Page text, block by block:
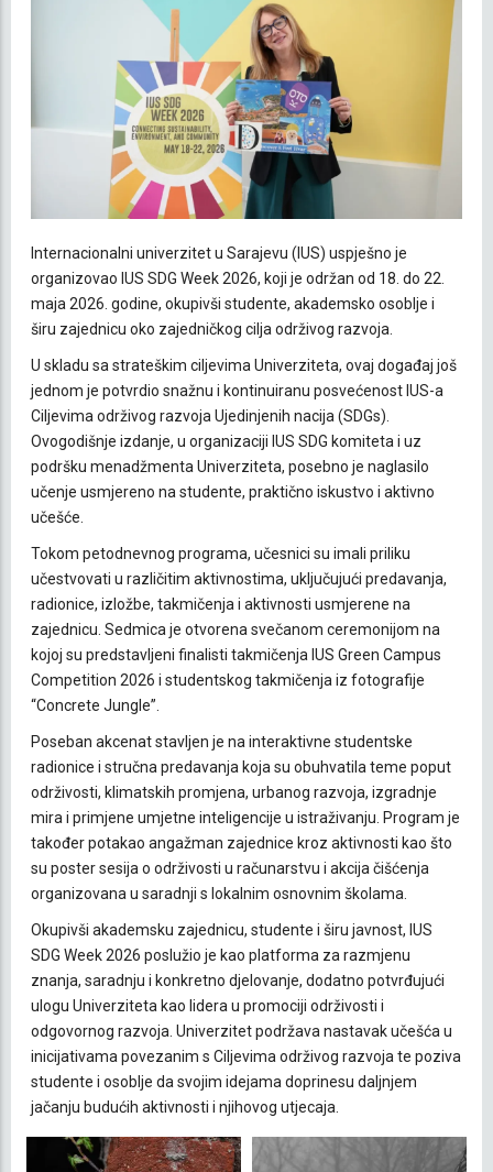
Internacionalni univerzitet u Sarajevu (IUS) uspješno je
organizovao IUS SDG Week 2026, koji je održan od 18. do 22.
maja 2026. godine, okupivši studente, akademsko osoblje i
širu zajednicu oko zajedničkog cilja održivog razvoja.
U skladu sa strateškim ciljevima Univerziteta, ovaj događaj još
jednom je potvrdio snažnu i kontinuiranu posvećenost IUS-a
Ciljevima održivog razvoja Ujedinjenih nacija (SDGs).
Ovogodišnje izdanje, u organizaciji IUS SDG komiteta i uz
podršku menadžmenta Univerziteta, posebno je naglasilo
učenje usmjereno na studente, praktično iskustvo i aktivno
učešće.
Tokom petodnevnog programa, učesnici su imali priliku
učestvovati u različitim aktivnostima, uključujući predavanja,
radionice, izložbe, takmičenja i aktivnosti usmjerene na
zajednicu. Sedmica je otvorena svečanom ceremonijom na
kojoj su predstavljeni finalisti takmičenja IUS Green Campus
Competition 2026 i studentskog takmičenja iz fotografije
“Concrete Jungle”.
Poseban akcenat stavljen je na interaktivne studentske
radionice i stručna predavanja koja su obuhvatila teme poput
održivosti, klimatskih promjena, urbanog razvoja, izgradnje
mira i primjene umjetne inteligencije u istraživanju. Program je
također potakao angažman zajednice kroz aktivnosti kao što
su poster sesija o održivosti u računarstvu i akcija čišćenja
organizovana u saradnji s lokalnim osnovnim školama.
Okupivši akademsku zajednicu, studente i širu javnost, IUS
SDG Week 2026 poslužio je kao platforma za razmjenu
znanja, saradnju i konkretno djelovanje, dodatno potvrđujući
ulogu Univerziteta kao lidera u promociji održivosti i
odgovornog razvoja. Univerzitet podržava nastavak učešća u
inicijativama povezanim s Ciljevima održivog razvoja te poziva
studente i osoblje da svojim idejama doprinesu daljnjem
jačanju budućih aktivnosti i njihovog utjecaja.